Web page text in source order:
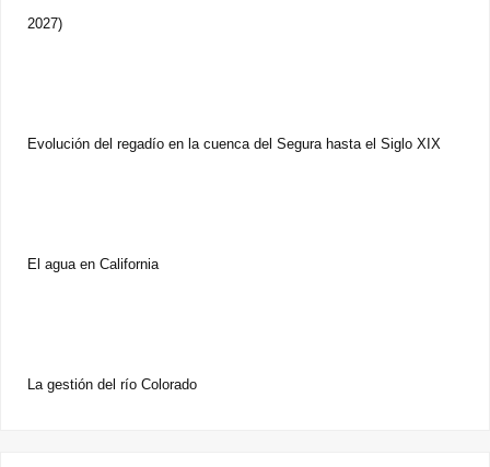
2027)
Evolución del regadío en la cuenca del Segura hasta el Siglo XIX
El agua en California
La gestión del río Colorado